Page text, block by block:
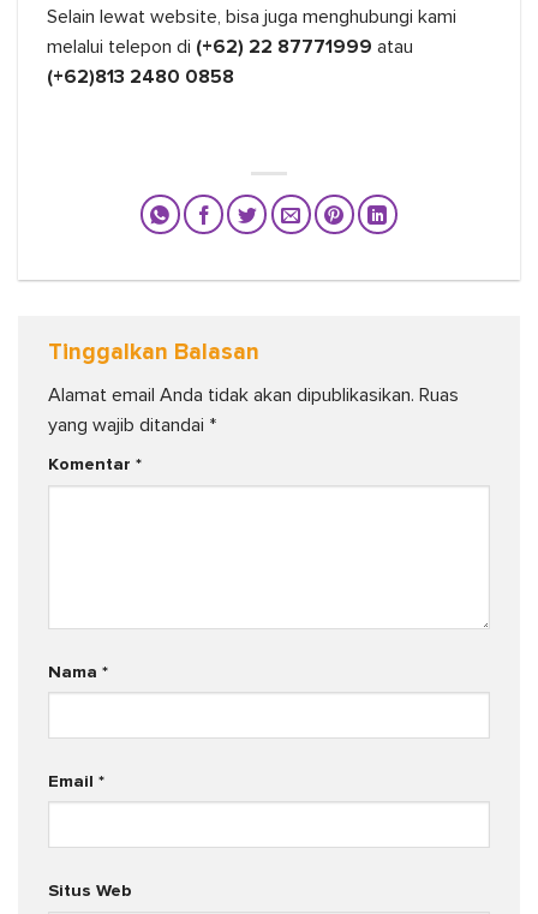
Selain lewat website, bisa juga menghubungi kami
melalui telepon di (+62) 22 87771999 atau
(+62)813 2480 0858
Tinggalkan Balasan
Alamat email Anda tidak akan dipublikasikan. Ruas
yang wajib ditandai *
Komentar *
Nama *
Email *
Situs Web